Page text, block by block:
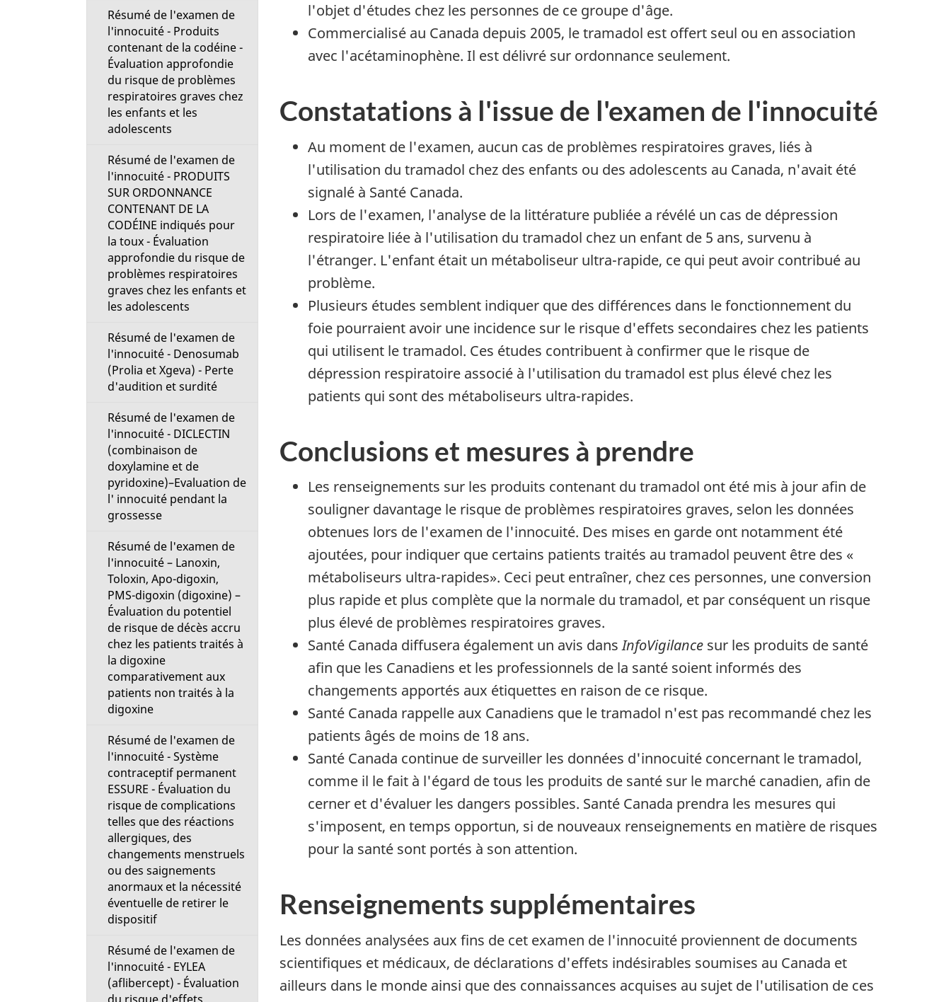
l'objet d'études chez les personnes de ce groupe d'âge.
Commercialisé au Canada depuis 2005, le tramadol est offert seul ou en association
avec l'acétaminophène. Il est délivré sur ordonnance seulement.
Constatations à l'issue de l'examen de l'innocuité
Au moment de l'examen, aucun cas de problèmes respiratoires graves, liés à
l'utilisation du tramadol chez des enfants ou des adolescents au Canada, n'avait été
signalé à Santé Canada.
Lors de l'examen, l'analyse de la littérature publiée a révélé un cas de dépression
respiratoire liée à l'utilisation du tramadol chez un enfant de 5 ans, survenu à
l'étranger. L'enfant était un métaboliseur ultra-rapide, ce qui peut avoir contribué au
problème.
Plusieurs études semblent indiquer que des différences dans le fonctionnement du
foie pourraient avoir une incidence sur le risque d'effets secondaires chez les patients
qui utilisent le tramadol. Ces études contribuent à confirmer que le risque de
dépression respiratoire associé à l'utilisation du tramadol est plus élevé chez les
patients qui sont des métaboliseurs ultra-rapides.
Conclusions et mesures à prendre
Les renseignements sur les produits contenant du tramadol ont été mis à jour afin de
souligner davantage le risque de problèmes respiratoires graves, selon les données
obtenues lors de l'examen de l'innocuité. Des mises en garde ont notamment été
ajoutées, pour indiquer que certains patients traités au tramadol peuvent être des «
métaboliseurs ultra-rapides». Ceci peut entraîner, chez ces personnes, une conversion
plus rapide et plus complète que la normale du tramadol, et par conséquent un risque
plus élevé de problèmes respiratoires graves.
Santé Canada diffusera également un avis dansInfoVigilancesur les produits de santé
afin que les Canadiens et les professionnels de la santé soient informés des
changements apportés aux étiquettes en raison de ce risque.
Santé Canada rappelle aux Canadiens que le tramadol n'est pas recommandé chez les
patients âgés de moins de 18 ans.
Santé Canada continue de surveiller les données d'innocuité concernant le tramadol,
comme il le fait à l'égard de tous les produits de santé sur le marché canadien, afin de
cerner et d'évaluer les dangers possibles. Santé Canada prendra les mesures qui
s'imposent, en temps opportun, si de nouveaux renseignements en matière de risques
pour la santé sont portés à son attention.
Renseignements supplémentaires
Les données analysées aux fins de cet examen de l'innocuité proviennent de documents
scientifiques et médicaux, de déclarations d'effets indésirables soumises au Canada et
ailleurs dans le monde ainsi que des connaissances acquises au sujet de l'utilisation de ces
Résumé de l'examen de
l'innocuité - Produits
contenant de la codéine -
Évaluation approfondie
du risque de problèmes
respiratoires graves chez
les enfants et les
adolescents
Résumé de l'examen de
l'innocuité - PRODUITS
SUR ORDONNANCE
CONTENANT DE LA
CODÉINE indiqués pour
la toux - Évaluation
approfondie du risque de
problèmes respiratoires
graves chez les enfants et
les adolescents
Résumé de l'examen de
l'innocuité - Denosumab
(Prolia et Xgeva) - Perte
d'audition et surdité
Résumé de l'examen de
l'innocuité - DICLECTIN
(combinaison de
doxylamine et de
pyridoxine)–Evaluation de
l' innocuité pendant la
grossesse
Résumé de l'examen de
l'innocuité – Lanoxin,
Toloxin, Apo-digoxin,
PMS-digoxin (digoxine) –
Évaluation du potentiel
de risque de décès accru
chez les patients traités à
la digoxine
comparativement aux
patients non traités à la
digoxine
Résumé de l'examen de
l'innocuité - Système
contraceptif permanent
ESSURE - Évaluation du
risque de complications
telles que des réactions
allergiques, des
changements menstruels
ou des saignements
anormaux et la nécessité
éventuelle de retirer le
dispositif
Résumé de l'examen de
l'innocuité - EYLEA
(aflibercept) - Évaluation